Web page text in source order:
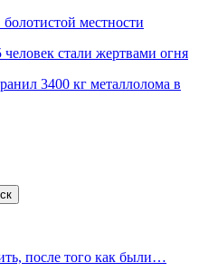
местности
человек стали жертвами огня
3400 кг металлолома в
после того как были…